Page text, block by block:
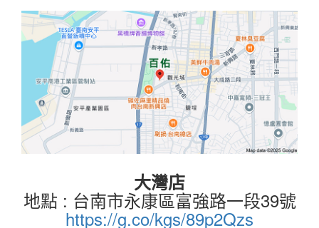
大灣店
地點 : 台南市永康區富強路一段39號
https://g.co/kgs/89p2Qzs